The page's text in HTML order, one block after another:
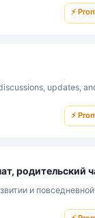
⚡
updates,
⚡
и